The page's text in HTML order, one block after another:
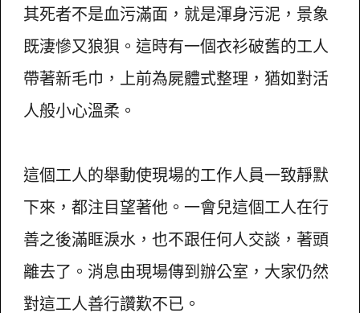
其死者不是血污滿面，就是渾身污泥，景象
既淒慘又狼狽。這時有一個衣衫破舊的工人
帶著新毛巾，上前為屍體式整理，猶如對活
人般小心溫柔。
這個工人的舉動使現場的工作人員一致靜默
下來，都注目望著他。一會兒這個工人在行
善之後滿眶淚水，也不跟任何人交談，著頭
離去了。消息由現場傳到辦公室，大家仍然
對這工人善行讚歎不已。